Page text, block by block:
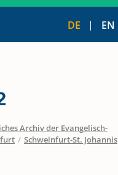
DE EN
Archiv der Evangelisch-
/ Schweinfurt-St. Johannis